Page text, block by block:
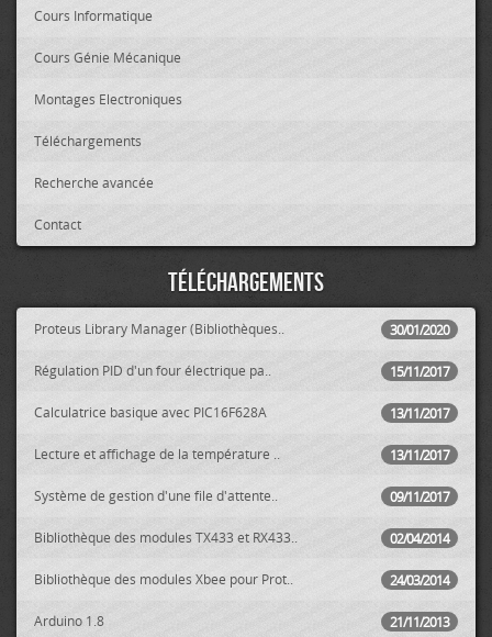
Cours Informatique
Cours Génie Mécanique
Montages Electroniques
Téléchargements
Recherche avancée
Contact
Téléchargements
30/01/2020
Proteus Library Manager (Bibliothèques..
15/11/2017
Régulation PID d'un four électrique pa..
13/11/2017
Calculatrice basique avec PIC16F628A
13/11/2017
Lecture et affichage de la température ..
09/11/2017
Système de gestion d'une file d'attente..
02/04/2014
Bibliothèque des modules TX433 et RX433..
24/03/2014
Bibliothèque des modules Xbee pour Prot..
21/11/2013
Arduino 1.8